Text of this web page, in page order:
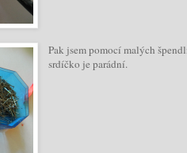
Pak jsem pomocí malých
srdíčko je parádní.